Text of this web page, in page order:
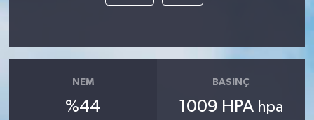
NEM
%44
BASINÇ
1009 HPA hpa